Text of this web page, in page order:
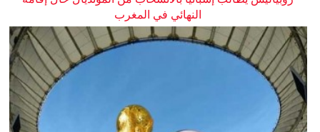
النهائي في المغرب